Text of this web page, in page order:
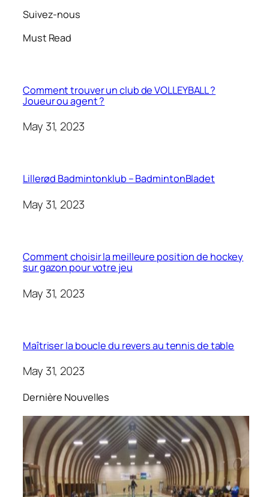
Suivez-nous
Must Read
Comment trouver un club de VOLLEYBALL ?
Joueur ou agent ?
May 31, 2023
Lillerød Badmintonklub – BadmintonBladet
May 31, 2023
Comment choisir la meilleure position de hockey
sur gazon pour votre jeu
May 31, 2023
Maîtriser la boucle du revers au tennis de table
May 31, 2023
Dernière Nouvelles